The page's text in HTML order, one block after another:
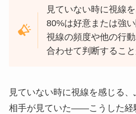
見ていない時に視線
80%は好意または強い
視線の頻度や他の行
合わせて判断すること
見ていない時に視線を感じる
相手が見ていた——こうした経